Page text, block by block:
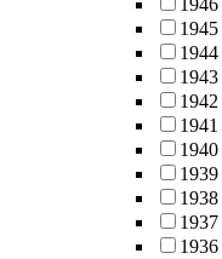
1946
1945
1944
1943
1942
1941
1940
1939
1938
1937
1936